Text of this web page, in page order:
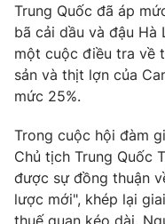
THỜI BÁO VTV
Theo dõi báo trên
Cơ quan chủ quản:Đài
Cơ quan báo chí:Thời
Giấy phép hoạt động
Trung Quốc đã áp
bã cải dầu và đậu Hà
một cuộc điều tra về
sản và thịt lợn của
mức 25%.
Trong cuộc hội đàm
Chủ tịch Trung Quốc
được sự đồng thuận
lược mới", khép lại
thuế quan kéo dài.